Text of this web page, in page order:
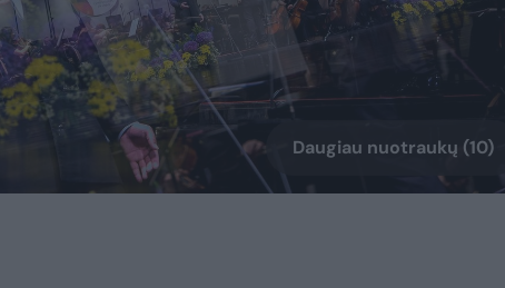
Daugiau nuotraukų (10)